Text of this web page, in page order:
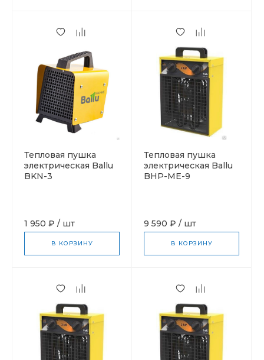
Тепловая пушка
электрическая Ballu
BKN-3
1 950 ₽ / шт
В КОРЗИНУ
Тепловая пушка
электрическая Ballu
BHP-ME-9
9 590 ₽ / шт
В КОРЗИНУ